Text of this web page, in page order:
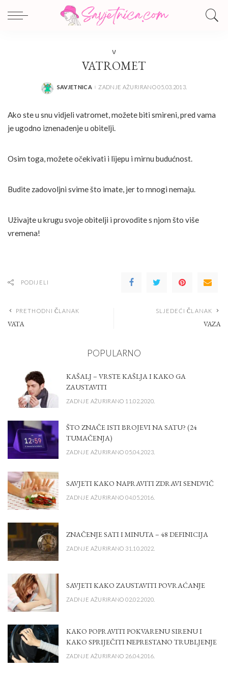
V
VATROMET
POSTED
SAVJETNICA ZADNJE AŽURIRANO 05.03.2013.
Ako ste u snu vidjeli vatromet, možete biti smireni, pred vama
je ugodno iznenađenje u obitelji.
Osim toga, možete očekivati i lijepu i mirnu budućnost.
Budite zadovoljni svime što imate, jer to mnogi nemaju.
Uživajte u krugu svoje obitelji i provodite s njom što više
vremena!
PODIJELI
PRETHODNI ČLANAK
VATA
SLJEDEĆI ČLANAK
VAZA
POPULARNO
KAŠALJ – VRSTE KAŠLJA I KAKO GA
ZAUSTAVITI
ZADNJE AŽURIRANO 11.02.2020.
ŠTO ZNAČE ISTI BROJEVI NA SATU? (24
TUMAČENJA)
ZADNJE AŽURIRANO 05.04.2023.
SAVJETI KAKO NAPRAVITI ZDRAVI SENDVIČ
ZADNJE AŽURIRANO 04.05.2016.
ZNAČENJE SATI I MINUTA – 48 DEFINICIJA
ZADNJE AŽURIRANO 31.10.2022.
SAVJETI KAKO ZAUSTAVITI POVRAĆANJE
ZADNJE AŽURIRANO 02.02.2020.
KAKO POPRAVITI POKVARENU SIRENU I
KAKO SPRIJEČITI NEPRESTANO TRUBLJENJE
ZADNJE AŽURIRANO 26.04.2016.